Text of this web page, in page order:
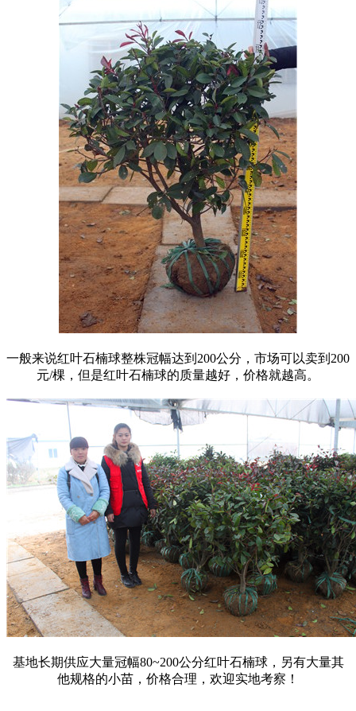
一般来说红叶石楠球整株冠幅达到200公分，市场可以卖到200
元/棵，但是红叶石楠球的质量越好，价格就越高。
基地长期供应大量冠幅80~200公分红叶石楠球，另有大量其
他规格的小苗，价格合理，欢迎实地考察！